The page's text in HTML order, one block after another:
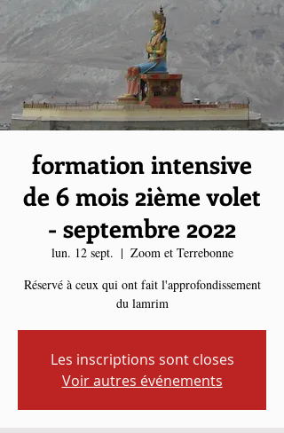
formation intensive
de 6 mois 2ième volet
- septembre 2022
lun. 12 sept.
  |
Zoom et Terrebonne
Réservé à ceux qui ont fait l'approfondissement
du lamrim
Les inscriptions sont closes
Voir autres événements